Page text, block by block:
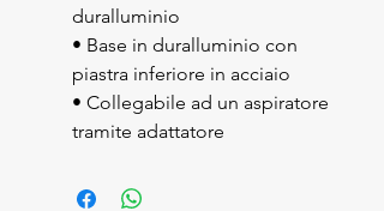
duralluminio
• Base in duralluminio con
piastra inferiore in acciaio
• Collegabile ad un aspiratore
tramite adattatore